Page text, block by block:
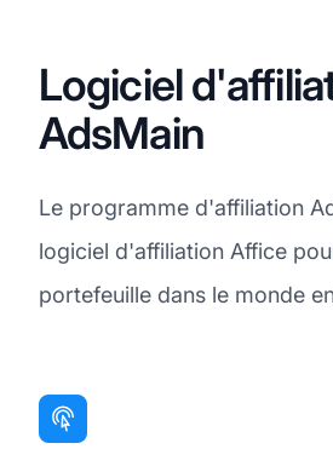
Logiciel
AdsMain
Le programme d'affiliation
logiciel d'affiliation Affice
portefeuille dans le monde